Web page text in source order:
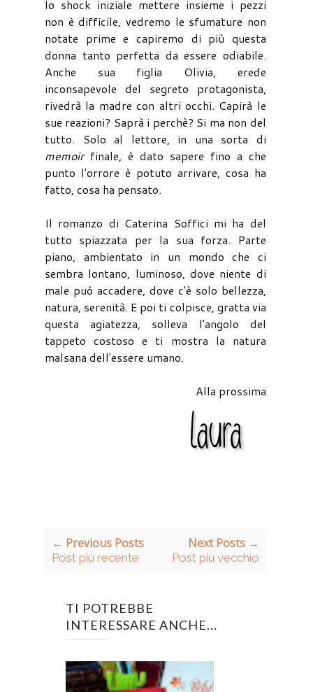
lo shock iniziale mettere insieme i pezzi
non è difficile, vedremo le sfumature non
notate prime e capiremo di più questa
donna tanto perfetta da essere odiabile.
Anche sua figlia Olivia, erede
inconsapevole del segreto protagonista,
rivedrà la madre con altri occhi. Capirà le
sue reazioni? Saprà i perchè? Si ma non del
tutto. Solo al lettore, in una sorta di
memoirfinale, è dato sapere fino a che
punto l'orrore è potuto arrivare, cosa ha
fatto, cosa ha pensato.
Il romanzo di Caterina Soffici mi ha del
tutto spiazzata per la sua forza. Parte
piano, ambientato in un mondo che ci
sembra lontano, luminoso, dove niente di
male può accadere, dove c'è solo bellezza,
natura, serenità. E poi ti colpisce, gratta via
questa agiatezza, solleva l'angolo del
tappeto costoso e ti mostra la natura
malsana dell'essere umano.
Alla prossima
← Previous Posts
Post più recente
Next Posts →
Post più vecchio
TI POTREBBE
INTERESSARE ANCHE...